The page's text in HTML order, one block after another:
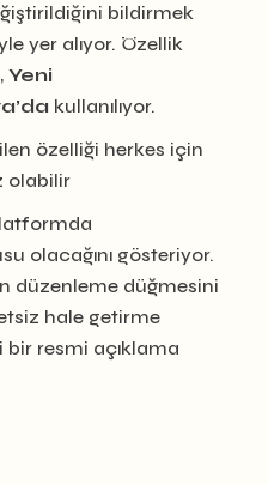
bildirmek
yer alıyor. Özellik
,Yeni
kullanılıyor.
olacağını gösteriyor.
düzenleme düğmesini
hale getirme
resmi açıklama